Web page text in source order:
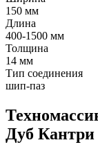
150 мм
Длина
400-1500 мм
Толщина
14 мм
Тип соединения
шип-паз
Дуб Кантри